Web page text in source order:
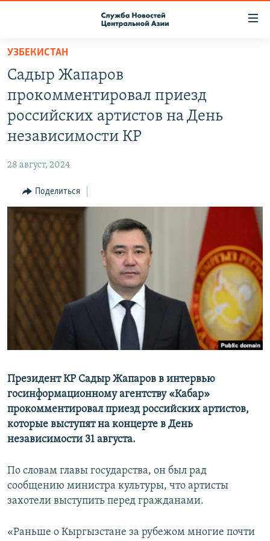
Вернуться
основному
содержанию
Вернутся
главной
Вернутся
поиску
ПОДПИСКА
КОНТАКТЫ
МИГРАНТ МЕДИА
УЗБЕКИСТАН
Садыр Жапаров
прокомментировал приезд
российских артистов на День
независимости КР
28 август, 2024
Поделиться
Президент КР Садыр Жапаров в интервью
госинформационному агентству «Кабар»
прокомментировал приезд российских артистов,
которые выступят на концерте в День
независимости 31 августа.
По словам главы государства, он был рад
сообщению министра культуры, что артисты
захотели выступить перед гражданами.
«Раньше о Кыргызстане за рубежом многие почти